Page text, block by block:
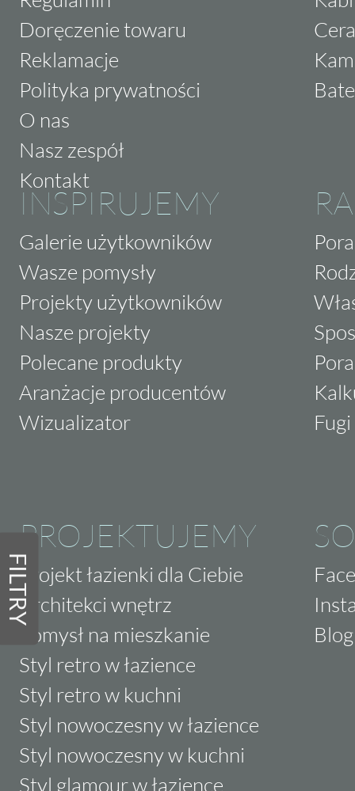
FILTRY
Doręczenie towaru
Reklamacje
Polityka prywatności
O nas
Nasz zespół
Kontakt
INSPIRUJEMY
Galerie użytkowników
Wasze pomysły
Projekty użytkowników
Nasze projekty
Polecane produkty
Aranżacje producentów
Wizualizator
PROJEKTUJEMY
Projekt łazienki dla Ciebie
Architekci wnętrz
Pomysł na mieszkanie
Styl retro w łazience
Styl retro w kuchni
Styl nowoczesny w łazience
Styl nowoczesny w kuchni
Styl glamour w łazience
Blog